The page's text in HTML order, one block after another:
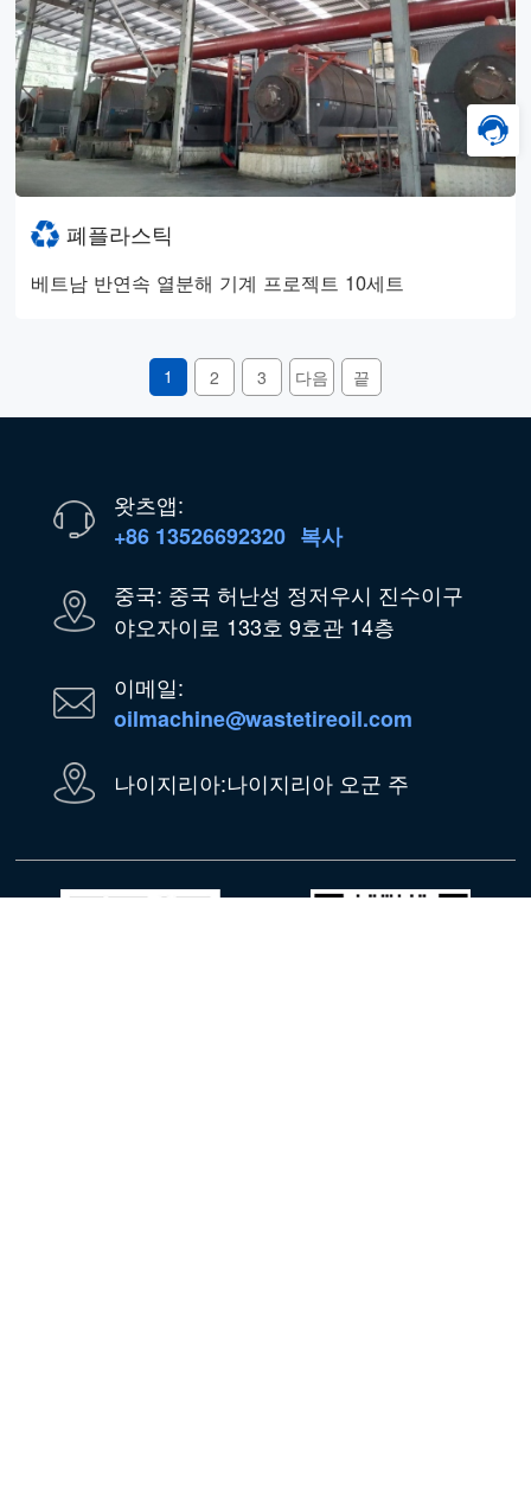
폐플라스틱
베트남 반연속 열분해 기계 프로젝트 10세트
1 2 3 다음 끝
왓츠앱:
+86 13526692320 복사
중국: 중국 허난성 정저우시 진수이구
야오자이로 133호 9호관 14층
이메일:
oilmachine@wastetireoil.com
나이지리아:나이지리아 오군 주